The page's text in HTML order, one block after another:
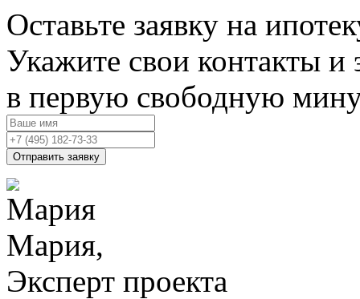
Оставьте заявку на
Укажите свои контакты и
в первую свободную
Отправить заявку
Мария,
Эксперт проекта